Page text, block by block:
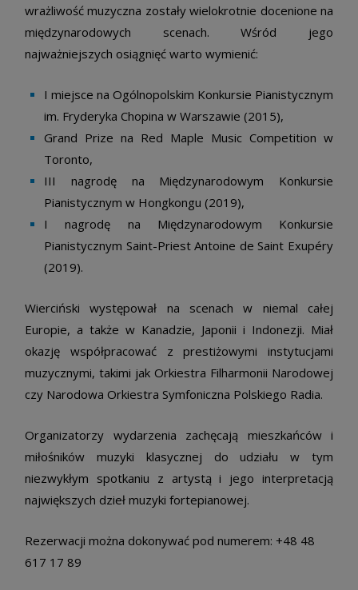
wrażliwość muzyczna zostały wielokrotnie docenione na
międzynarodowych scenach. Wśród jego
najważniejszych osiągnięć warto wymienić:
I miejsce na Ogólnopolskim Konkursie Pianistycznym
im. Fryderyka Chopina w Warszawie (2015),
Grand Prize na Red Maple Music Competition w
Toronto,
III nagrodę na Międzynarodowym Konkursie
Pianistycznym w Hongkongu (2019),
I nagrodę na Międzynarodowym Konkursie
Pianistycznym Saint-Priest Antoine de Saint Exupéry
(2019).
Wierciński występował na scenach w niemal całej
Europie, a także w Kanadzie, Japonii i Indonezji. Miał
okazję współpracować z prestiżowymi instytucjami
muzycznymi, takimi jak Orkiestra Filharmonii Narodowej
czy Narodowa Orkiestra Symfoniczna Polskiego Radia.
Organizatorzy wydarzenia zachęcają mieszkańców i
miłośników muzyki klasycznej do udziału w tym
niezwykłym spotkaniu z artystą i jego interpretacją
największych dzieł muzyki fortepianowej.
Rezerwacji można dokonywać pod numerem: +48 48
617 17 89